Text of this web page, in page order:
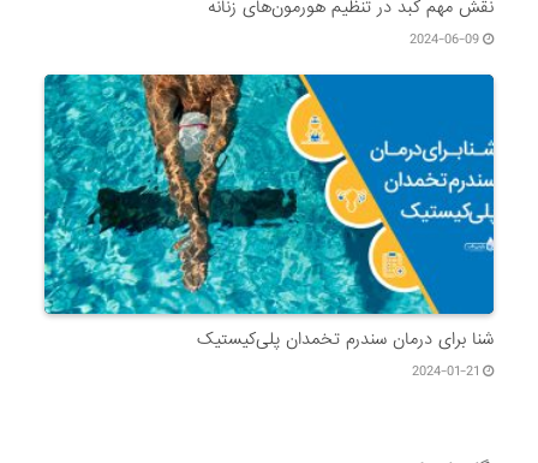
نقش مهم کبد در تنظیم هورمون‌های زنانه
2024-06-09
شنا برای درمان سندرم تخمدان پلی‌کیستیک
2024-01-21